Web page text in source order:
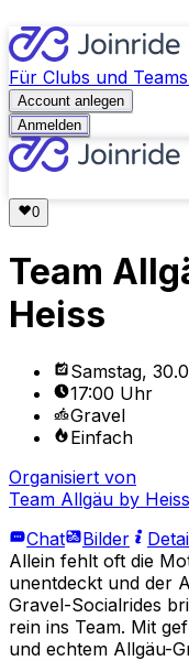
Für Clubs und Teams
Account anlegen
Anmelden
Team
Heiss
Samstag,
17:00 Uhr
Gravel
Einfach
Organisiert von
Team Allgäu by Heiss
Chat
Bilder
Allein fehlt oft die
unentdeckt und der
Gravel-Socialrides
rein ins Team. Mit
und echtem Allgäu-